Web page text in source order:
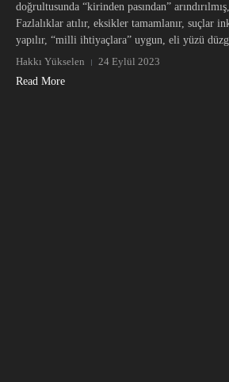
doğrultusunda “kirinden pasından”
Fazlalıklar atılır, eksikler tamamlanır, suçlar
yapılır, “milli ihtiyaçlara” uygun, eli yüzü
Hakkı Yükselen
24 Eylül 2023
Read More